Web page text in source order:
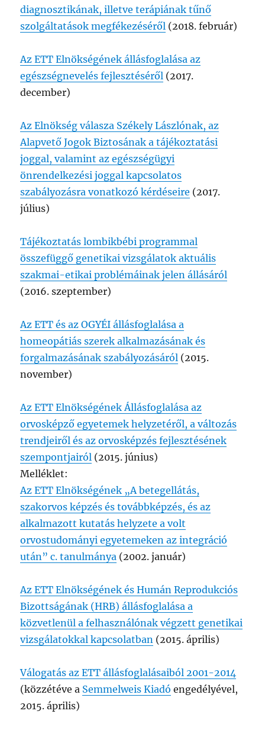
diagnosztikának, illetve terápiának tűnő
szolgáltatások megfékezéséről (2018. február)
Az ETT Elnökségének állásfoglalása az
egészségnevelés fejlesztéséről (2017.
december)
Az Elnökség válasza Székely Lászlónak, az
Alapvető Jogok Biztosának a tájékoztatási
joggal, valamint az egészségügyi
önrendelkezési joggal kapcsolatos
szabályozásra vonatkozó kérdéseire (2017.
július)
Tájékoztatás lombikbébi programmal
összefüggő genetikai vizsgálatok aktuális
szakmai-etikai problémáinak jelen állásáról
(2016. szeptember)
Az ETT és az OGYÉI állásfoglalása a
homeopátiás szerek alkalmazásának és
forgalmazásának szabályozásáról (2015.
november)
Az ETT Elnökségének Állásfoglalása az
orvosképző egyetemek helyzetéről, a változás
trendjeiről és az orvosképzés fejlesztésének
szempontjairól (2015. június)
Melléklet:
Az ETT Elnökségének „A betegellátás,
szakorvos képzés és továbbképzés, és az
alkalmazott kutatás helyzete a volt
orvostudományi egyetemeken az integráció
után” c. tanulmánya (2002. január)
Az ETT Elnökségének és Humán Reprodukciós
Bizottságának (HRB) állásfoglalása a
közvetlenül a felhasználónak végzett genetikai
vizsgálatokkal kapcsolatban (2015. április)
Válogatás az ETT állásfoglalásaiból 2001-2014
(közzétéve a Semmelweis Kiadó engedélyével,
2015. április)